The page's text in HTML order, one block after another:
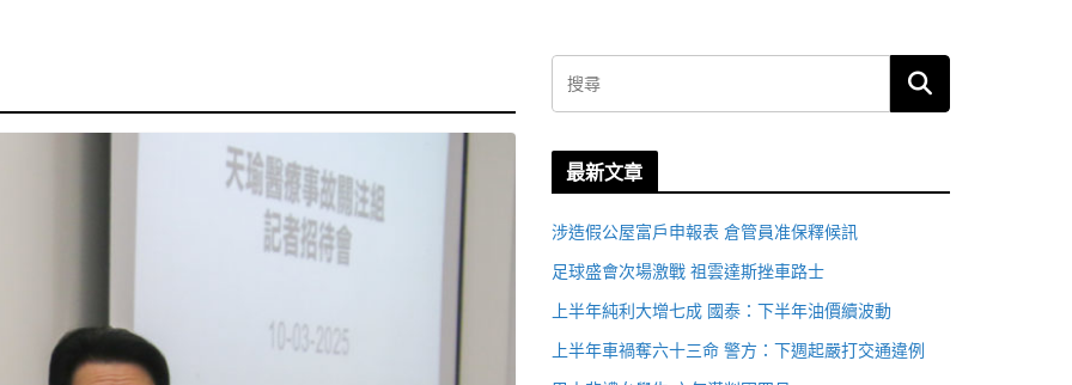
最新文章
涉造假公屋富戶申報表 倉管員准保釋候訊
足球盛會次場激戰 祖雲達斯挫車路士
上半年純利大增七成 國泰：下半年油價續波動
上半年車禍奪六十三命 警方：下週起嚴打交通違例